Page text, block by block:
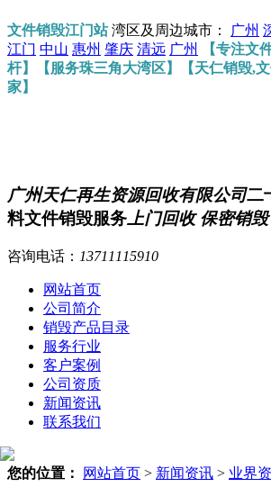
文件销毁江门站湾区及周边城市： 广州
江门 中山 惠州 肇庆 清远 广州
【专注文
杆】【服务珠三角大湾区】【天仁销毁,
家】
广州天仁再生资源回收有限公司二
料文件销毁服务 上门回收 保密销
咨询电话： 13711115910
网站首页
公司简介
销毁产品目录
服务行业
客户案例
公司资质
新闻资讯
联系我们
您的位置： 网站首页 > 新闻资讯 > 业界